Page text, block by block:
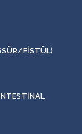
FISTÜL)